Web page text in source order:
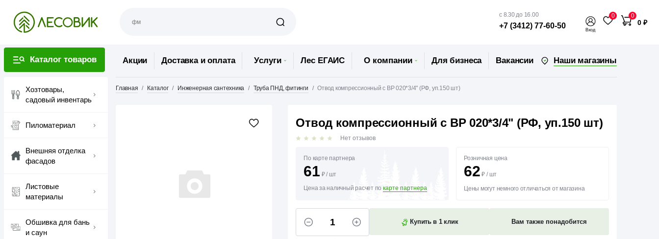
с 8.30 до 16.00
+7 (3412) 77-60-50 Вход
0 0
0 ₽
Каталог товаров
Хозтовары,
садовый инвентарь
Пиломатериал
Внешняя отделка
фасадов
Листовые
материалы
Обшивка для бань
и саун
Акции Доставка и оплата Услуги Лес ЕГАИС О компании Для бизнеса Вакансии Наши магазины
Главная Каталог Инженерная сантехника Труба ПНД, фитинги Отвод компрессионный с ВР 020*3/4" (РФ, уп.150 шт)
Отвод компрессионный с ВР 020*3/4" (РФ, уп.150 шт)
Нет отзывов
По карте партнера
61 ₽/ шт
Цена за наличный расчет по карте партнера
Розничная цена
62 ₽ / шт
Цены могут немного отличаться от магазина
Купить в 1 клик Вам также понадобится